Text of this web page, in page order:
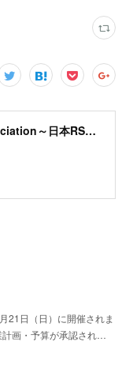
RS Japan Class Association～日本RSクラス協会～
21日（日）に開催されま
計画・予算が承認され…